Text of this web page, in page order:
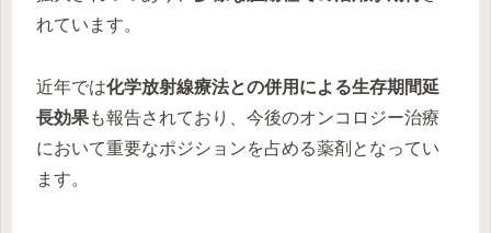
れています。
近年では化学放射線療法との併用による生存期間延
長効果も報告されており、今後のオンコロジー治療
において重要なポジションを占める薬剤となってい
ます。